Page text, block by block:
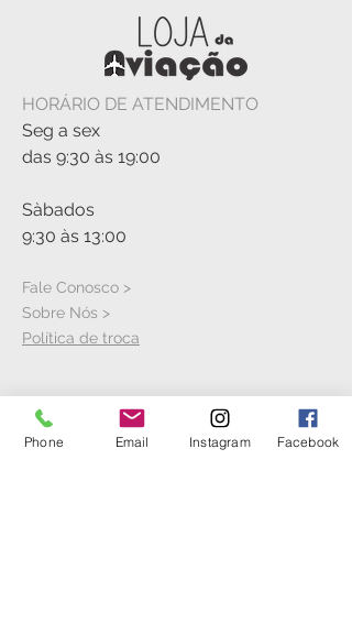
HORÁRIO DE ATENDIMENTO
Seg a sex
das 9:30 às 19:00
Sàbados
9:30 às 13:00
Fale Conosco >
Sobre Nós >
Política de troca
VISITE A LOJA
Phone Email Instagram Facebook